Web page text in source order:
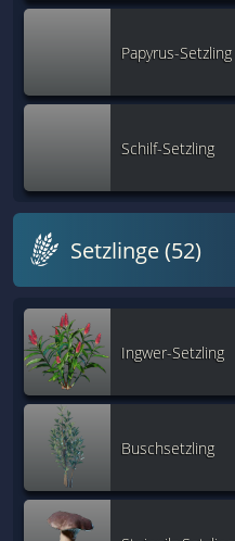
Papyrus-Setzling
Schilf-Setzling
Setzlinge (52)
Ingwer-Setzling
Buschsetzling